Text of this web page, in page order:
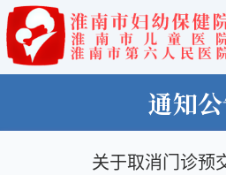
通知
关于取消门诊预